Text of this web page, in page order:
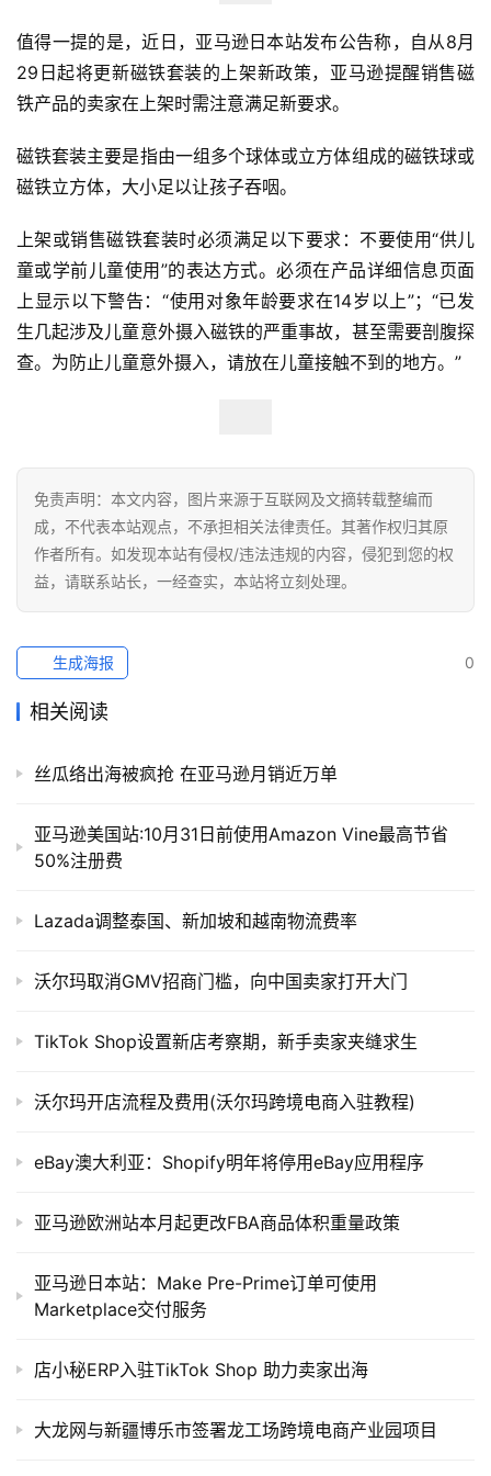
首
页
全
球
开
店
跨
境
百
营
销
跨
导
航
值得一提的是，近日，亚马逊日本站发布公告称，自从8月
29日起将更新磁铁套装的上架新政策，亚马逊提醒销售磁
铁产品的卖家在上架时需注意满足新要求。
磁铁套装主要是指由一组多个球体或立方体组成的磁铁球或
磁铁立方体，大小足以让孩子吞咽。
上架或销售磁铁套装时必须满足以下要求：不要使用“供儿
童或学前儿童使用”的表达方式。必须在产品详细信息页面
上显示以下警告：“使用对象年龄要求在14岁以上”；“已发
生几起涉及儿童意外摄入磁铁的严重事故，甚至需要剖腹探
查。为防止儿童意外摄入，请放在儿童接触不到的地方。”
免责声明：本文内容，图片来源于互联网及文摘转载整编而
成，不代表本站观点，不承担相关法律责任。其著作权归其原
作者所有。如发现本站有侵权/违法违规的内容，侵犯到您的权
益，请联系站长，一经查实，本站将立刻处理。
0
生成海报
相关阅读
丝瓜络出海被疯抢 在亚马逊月销近万单
亚马逊美国站:10月31日前使用Amazon Vine最高节省
50%注册费
Lazada调整泰国、新加坡和越南物流费率
沃尔玛取消GMV招商门槛，向中国卖家打开大门
TikTok Shop设置新店考察期，新手卖家夹缝求生
沃尔玛开店流程及费用(沃尔玛跨境电商入驻教程)
eBay澳大利亚：Shopify明年将停用eBay应用程序
亚马逊欧洲站本月起更改FBA商品体积重量政策
亚马逊日本站：Make Pre-Prime订单可使用
Marketplace交付服务
店小秘ERP入驻TikTok Shop 助力卖家出海
大龙网与新疆博乐市签署龙工场跨境电商产业园项目